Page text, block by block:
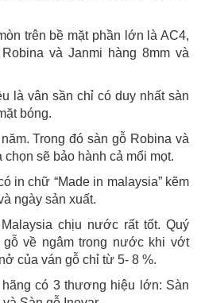
trên bề mặt phần lớn là AC4,
và Janmi hàng 8mm và
là vân sần chỉ có duy nhất sàn
bóng.
Trong đó sàn gỗ Robina và
sẽ bảo hành cả mối mọt.
in chữ “Made in malaysia” kẽm
ngày sản xuất.
chịu nước rất tốt. Quý
về ngâm trong nước khi vớt
của ván gỗ chỉ từ 5- 8 %.
có 3 thương hiệu lớn: Sàn